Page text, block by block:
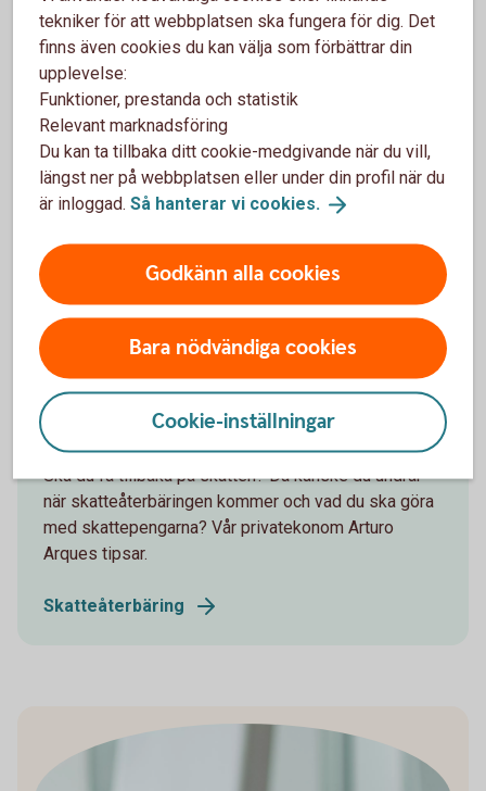
Se över ditt sparande
Sparar du tillräckligt? Det är bra att hålla koll på sitt
sparande med jämna mellanrum.
Se över ditt
Skatteåterbäring – så kan du ta vara
på skattepengarna
Ska du få tillbaka på skatten? Då kanske du undrar
när skatteåterbäringen kommer och vad du ska göra
med skattepengarna? Vår privatekonom Arturo
Arques tipsar.
Skatteåterbäring
tekniker för att webbplatsen ska fungera för dig. Det
finns även cookies du kan välja som förbättrar din
upplevelse:
Funktioner, prestanda och statistik
Relevant marknadsföring
Du kan ta tillbaka ditt cookie-medgivande när du vill,
längst ner på webbplatsen eller under din profil när du
är inloggad. Så hanterar vi cookies.
Godkänn alla cookies
Bara nödvändiga cookies
Cookie-inställningar